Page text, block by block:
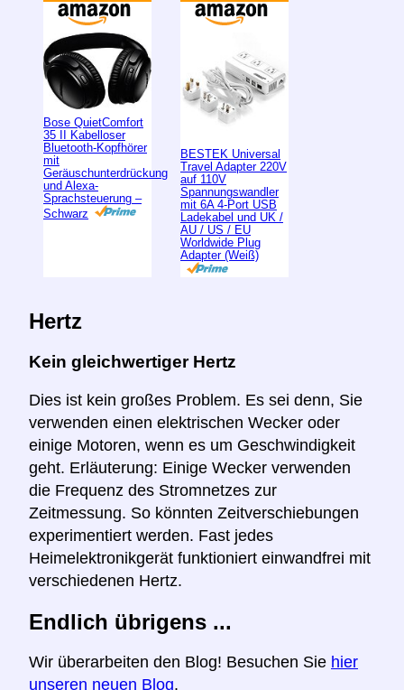
Bose QuietComfort
35 II Kabelloser
Bluetooth-Kopfhörer
mit
Geräuschunterdrückung
und Alexa-
Sprachsteuerung –
Schwarz
BESTEK Universal
Travel Adapter 220V
auf 110V
Spannungswandler
mit 6A 4-Port USB
Ladekabel und UK /
AU / US / EU
Worldwide Plug
Adapter (Weiß)
Hertz
Kein gleichwertiger Hertz
Dies ist kein großes Problem. Es sei denn, Sie
verwenden einen elektrischen Wecker oder
einige Motoren, wenn es um Geschwindigkeit
geht. Erläuterung: Einige Wecker verwenden
die Frequenz des Stromnetzes zur
Zeitmessung. So könnten Zeitverschiebungen
experimentiert werden. Fast jedes
Heimelektronikgerät funktioniert einwandfrei mit
verschiedenen Hertz.
Endlich übrigens ...
Wir überarbeiten den Blog! Besuchen Sie hier
unseren neuen Blog.